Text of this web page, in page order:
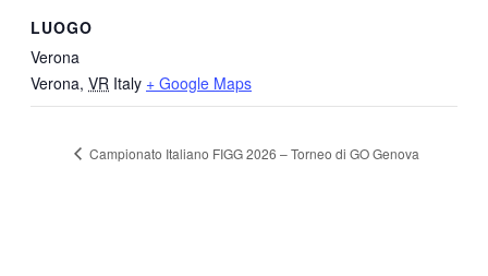
LUOGO
Verona
Verona, VR Italy + Google Maps
Campionato Italiano FIGG 2026 – Torneo di GO Genova